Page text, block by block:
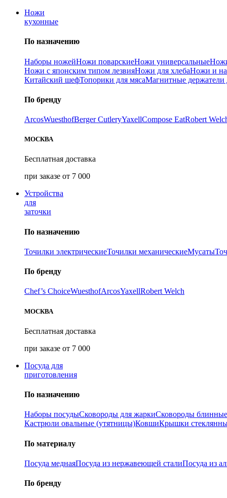
Ножи
кухонные
По назначению
Наборы ножейНожи поварскиеНожи универсальные
Ножи с японским типом лезвияНожи для хлебаНожи и
Китайский шефТопорики для мясаМагнитные держатели
По бренду
ArcosWuesthofBerger CutleryYaxellCompose EatRobert
МОСКВА
Бесплатная доставка
при заказе от 7 000
Устройства
для
заточки
По назначению
Точилки электрическиеТочилки механическиеМусаты
По бренду
Chef’s ChoiceWuesthofArcosYaxellRobert Welch
МОСКВА
Бесплатная доставка
при заказе от 7 000
Посуда для
приготовления
По назначению
Наборы посудыСковороды для жаркиСковороды блинные
Кастрюли овальные (утятницы)КовшиКрышки
По материалу
Посуда меднаяПосуда из нержавеющей сталиПосуда из
По бренду